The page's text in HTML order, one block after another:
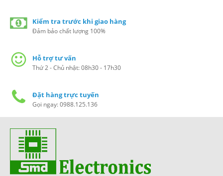
Kiểm tra trước khi giao hàng
Đảm bảo chất lượng 100%
Hỗ trợ tư vấn
Thứ 2 - Chủ nhật: 08h30 - 17h30
Đặt hàng trực tuyến
Gọi ngay: 0988.125.136